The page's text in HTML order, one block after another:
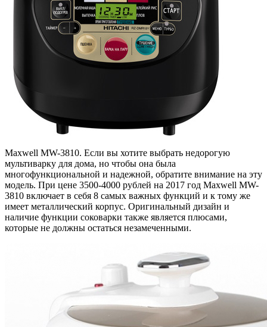
Maxwell MW-3810. Если вы хотите выбрать недорогую
мультиварку для дома, но чтобы она была
многофункциональной и надежной, обратите внимание на эту
модель. При цене 3500-4000 рублей на 2017 год Maxwell MW-
3810 включает в себя 8 самых важных функций и к тому же
имеет металлический корпус. Оригинальный дизайн и
наличие функции соковарки также является плюсами,
которые не должны остаться незамеченными.